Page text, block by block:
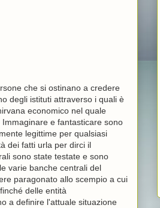
che si ostinano a credere
degli istituti attraverso i quali è
economico nel quale
e fantasticare sono
legittime per qualsiasi
dei fatti urla per dirci il
sono state testate e sono
varie banche centrali del
paragonato allo scempio a cui
delle entità
a definire l'attuale situazione